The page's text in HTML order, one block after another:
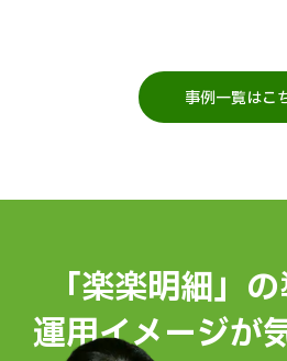
事例一覧はこ
「楽楽明細」
運用イメージが